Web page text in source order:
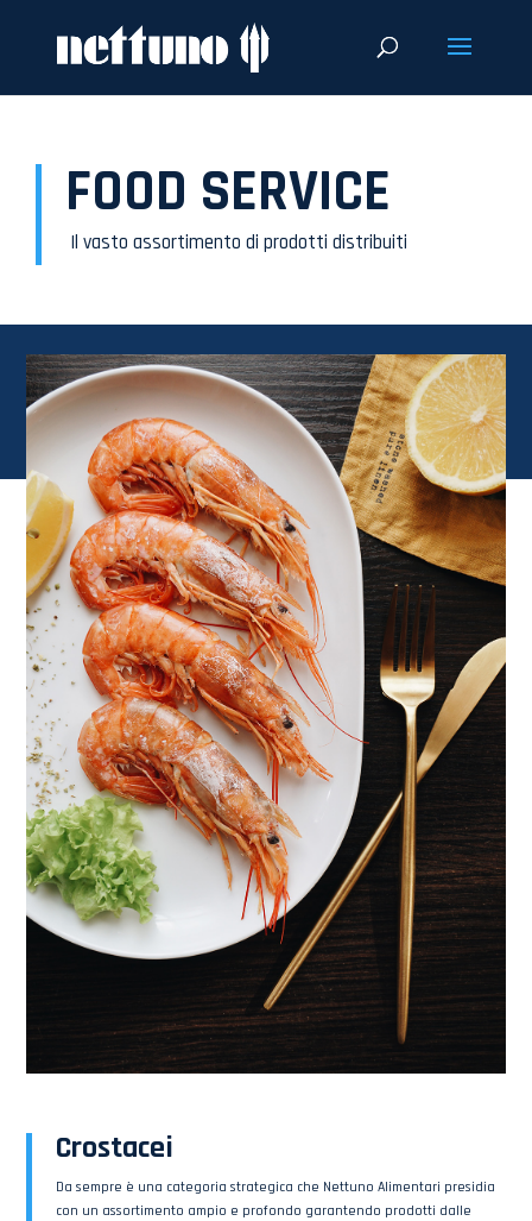
FOOD SERVICE
Il vasto assortimento di prodotti distribuiti
Crostacei
Da sempre è una categoria strategica che Nettuno Alimentari presidia
con un assortimento ampio e profondo garantendo prodotti dalle